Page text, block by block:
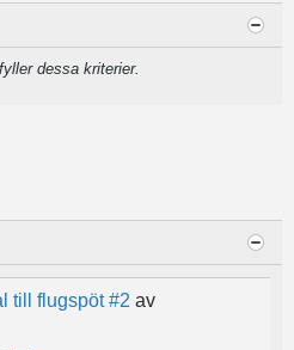
dessa kriterier.
till flugspöt #2 av